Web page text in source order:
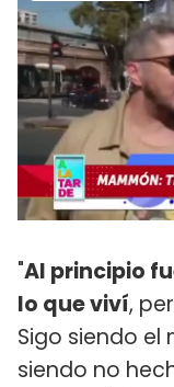
"Al principio
lo que viví,
Sigo siendo el
siendo no